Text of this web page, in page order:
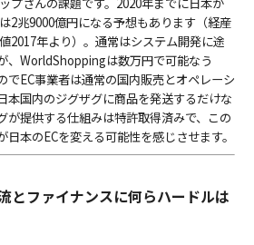
プさんの課題です。2020年までに日本か
2兆9000億円になる予想もあります（経産
2017年より）。通常はシステム開発に途
、WorldShoppingは数万円で可能なう
でEC事業者は通常の国内販売とオペレーシ
本国内のジグザグに商品を発送するだけな
が提供する仕組みは特許取得済みで、この
本のECを変える可能性を感じさせます。
とファイナンスに何らハードルは